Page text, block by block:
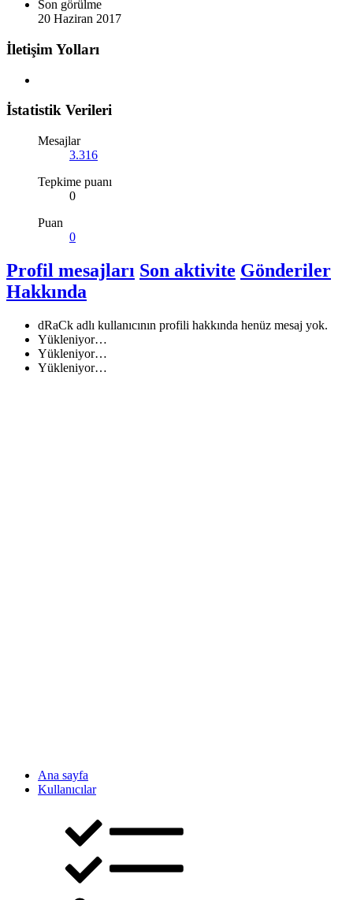
Son görülme
20 Haziran 2017
İletişim Yolları
İstatistik Verileri
Mesajlar
3.316
Tepkime puanı
0
Puan
0
Profil mesajları Son aktivite Gönderiler
Hakkında
dRaCk adlı kullanıcının profili hakkında henüz mesaj yok.
Yükleniyor…
Yükleniyor…
Yükleniyor…
Ana sayfa
Kullanıcılar